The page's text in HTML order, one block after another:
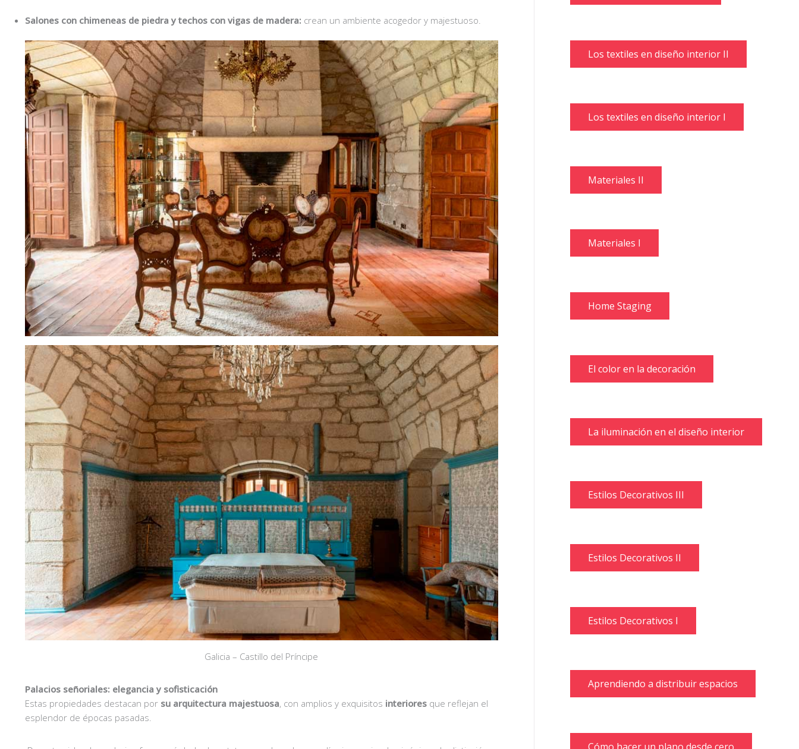
Salones con chimeneas de piedra y techos con vigas de madera: crean un ambiente acogedor y majestuoso.
Galicia – Castillo del Príncipe
Palacios señoriales: elegancia y sofisticación
Estas propiedades destacan por su arquitectura majestuosa, con amplios y exquisitos interiores que reflejan el
esplendor de épocas pasadas.
Los textiles en diseño interior II
Los textiles en diseño interior I
Materiales II
Materiales I
Home Staging
El color en la decoración
La iluminación en el diseño interior
Estilos Decorativos III
Estilos Decorativos II
Estilos Decorativos I
Aprendiendo a distribuir espacios